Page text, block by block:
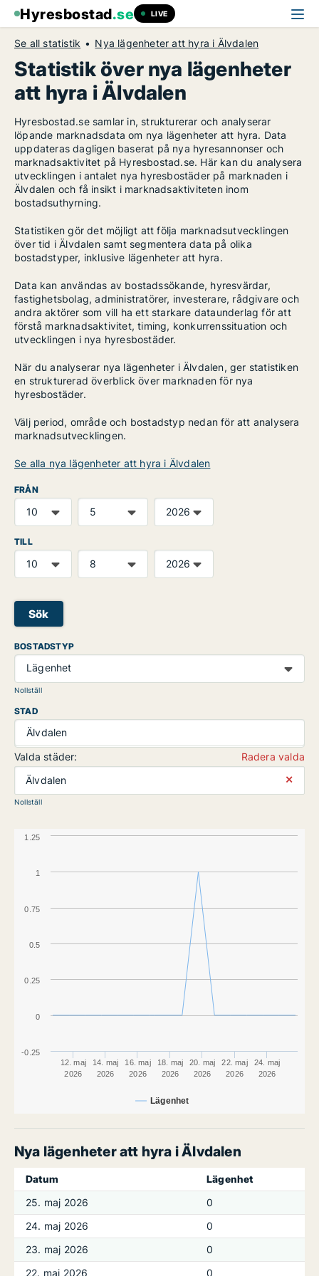
Hyresbostad.se LIVE
Se all statistik Nya lägenheter att hyra i Älvdalen
Statistik över nya lägenheter
att hyra i Älvdalen
Hyresbostad.se samlar in, strukturerar och analyserar
löpande marknadsdata om nya lägenheter att hyra. Data
uppdateras dagligen baserat på nya hyresannonser och
marknadsaktivitet på Hyresbostad.se. Här kan du analysera
utvecklingen i antalet nya hyresbostäder på marknaden i
Älvdalen och få insikt i marknadsaktiviteten inom
bostadsuthyrning.
Statistiken gör det möjligt att följa marknadsutvecklingen
över tid i Älvdalen samt segmentera data på olika
bostadstyper, inklusive lägenheter att hyra.
Data kan användas av bostadssökande, hyresvärdar,
fastighetsbolag, administratörer, investerare, rådgivare och
andra aktörer som vill ha ett starkare dataunderlag för att
förstå marknadsaktivitet, timing, konkurrenssituation och
utvecklingen i nya hyresbostäder.
När du analyserar nya lägenheter i Älvdalen, ger statistiken
en strukturerad överblick över marknaden för nya
hyresbostäder.
Välj period, område och bostadstyp nedan för att analysera
marknadsutvecklingen.
Se alla nya lägenheter att hyra i Älvdalen
FRÅN
TILL
Sök
BOSTADSTYP
Lägenhet
Nollställ
STAD
Älvdalen
Valda städer:
Radera valda
Älvdalen
⨯
Nollställ
Lägenhet
12. maj
2026
14. maj
2026
16. maj
2026
18. maj
2026
20. maj
2026
22. maj
2026
24. maj
2026
0
1
-0.25
0.25
0.5
0.75
1.25
Nya lägenheter att hyra i Älvdalen
Datum
Lägenhet
25. maj 2026
0
24. maj 2026
0
23. maj 2026
0
22. maj 2026
0